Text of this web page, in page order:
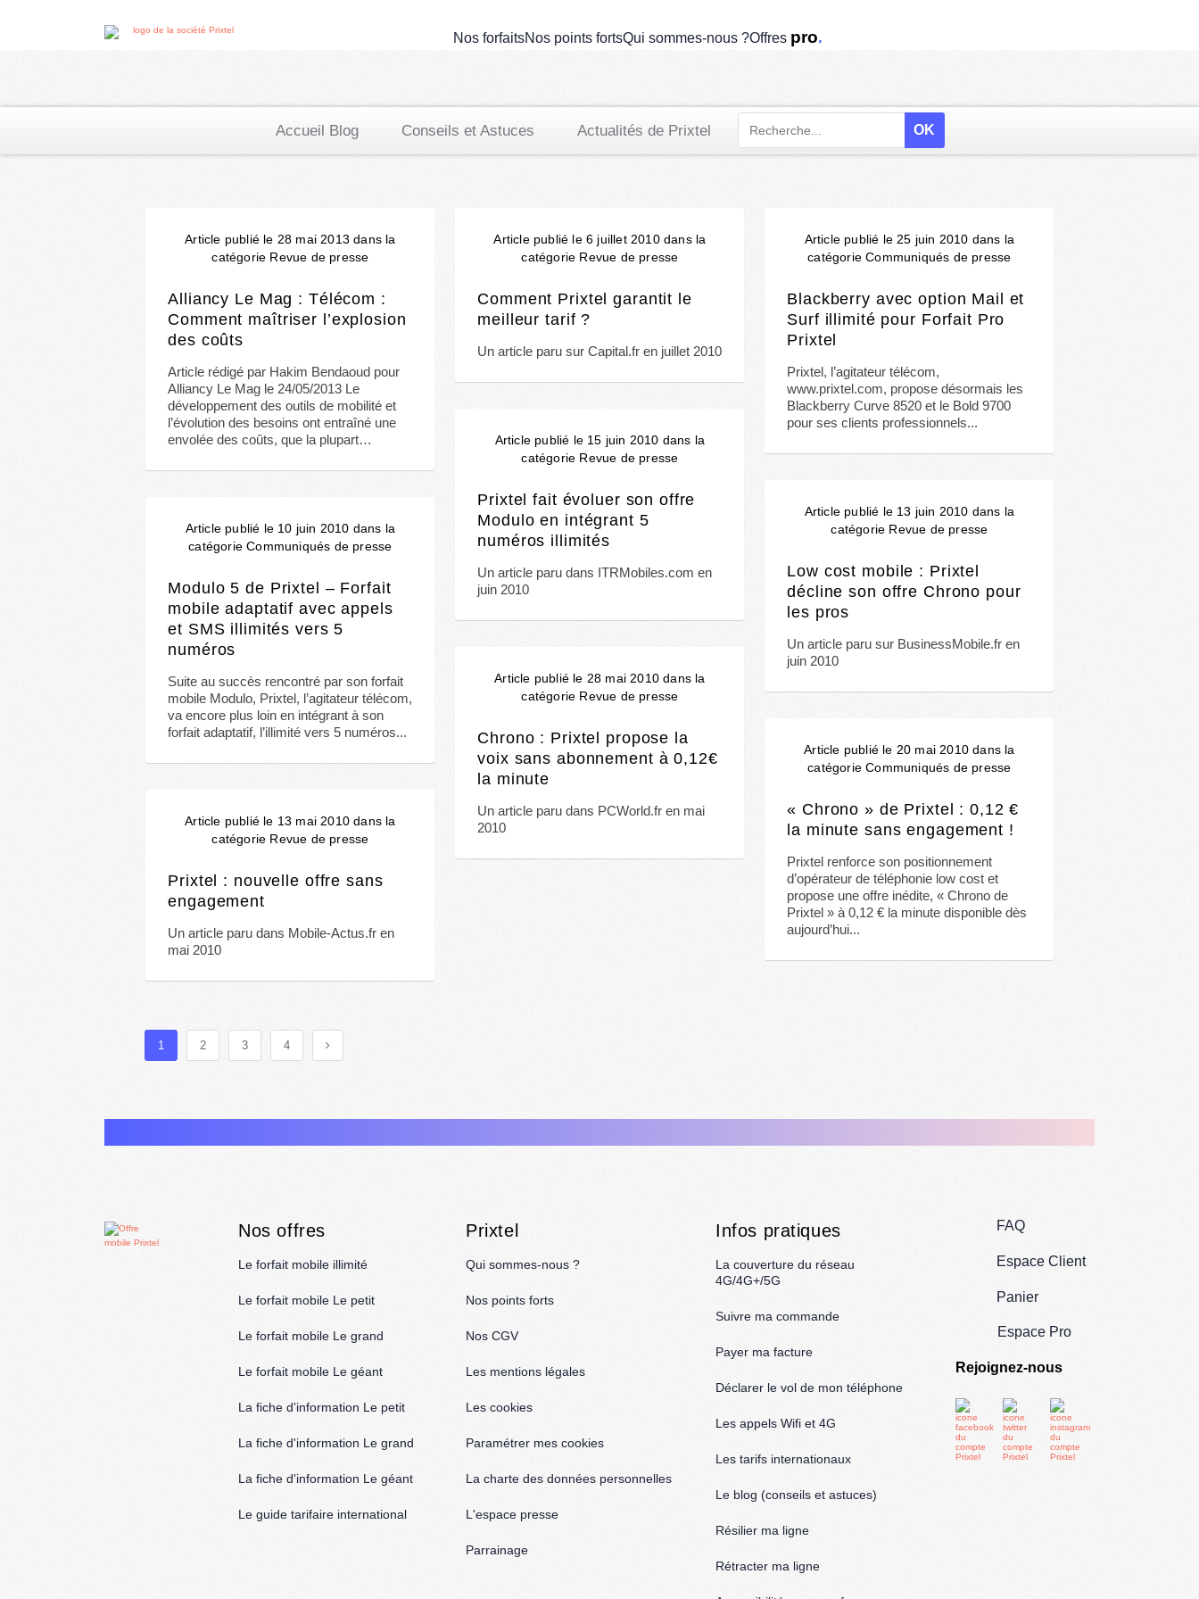
Nos forfaitsNos points fortsQui sommes-nous ?Offres pro.
Accueil Blog Conseils et Astuces Actualités de Prixtel
Article publié le 28 mai 2013 dans la
catégorie Revue de presse
Alliancy Le Mag : Télécom :
Comment maîtriser l’explosion
des coûts
Article rédigé par Hakim Bendaoud pour
Alliancy Le Mag le 24/05/2013 Le
développement des outils de mobilité et
l’évolution des besoins ont entraîné une
envolée des coûts, que la plupart…
Article publié le 6 juillet 2010 dans la
catégorie Revue de presse
Comment Prixtel garantit le
meilleur tarif ?
Un article paru sur Capital.fr en juillet 2010
Article publié le 25 juin 2010 dans la
catégorie Communiqués de presse
Blackberry avec option Mail et
Surf illimité pour Forfait Pro
Prixtel
Prixtel, l’agitateur télécom,
www.prixtel.com, propose désormais les
Blackberry Curve 8520 et le Bold 9700
pour ses clients professionnels...
Article publié le 15 juin 2010 dans la
catégorie Revue de presse
Prixtel fait évoluer son offre
Modulo en intégrant 5
numéros illimités
Un article paru dans ITRMobiles.com en
juin 2010
Article publié le 13 juin 2010 dans la
catégorie Revue de presse
Low cost mobile : Prixtel
décline son offre Chrono pour
les pros
Un article paru sur BusinessMobile.fr en
juin 2010
Article publié le 10 juin 2010 dans la
catégorie Communiqués de presse
Modulo 5 de Prixtel – Forfait
mobile adaptatif avec appels
et SMS illimités vers 5
numéros
Suite au succès rencontré par son forfait
mobile Modulo, Prixtel, l’agitateur télécom,
va encore plus loin en intégrant à son
forfait adaptatif, l’illimité vers 5 numéros...
Article publié le 28 mai 2010 dans la
catégorie Revue de presse
Chrono : Prixtel propose la
voix sans abonnement à 0,12€
la minute
Un article paru dans PCWorld.fr en mai
2010
Article publié le 20 mai 2010 dans la
catégorie Communiqués de presse
« Chrono » de Prixtel : 0,12 €
la minute sans engagement !
Prixtel renforce son positionnement
d’opérateur de téléphonie low cost et
propose une offre inédite, « Chrono de
Prixtel » à 0,12 € la minute disponible dès
aujourd’hui...
Article publié le 13 mai 2010 dans la
catégorie Revue de presse
Prixtel : nouvelle offre sans
engagement
Un article paru dans Mobile-Actus.fr en
mai 2010
1 2 3 4
Nos offres
Le forfait mobile illimité
Le forfait mobile Le petit
Le forfait mobile Le grand
Le forfait mobile Le géant
La fiche d'information Le petit
La fiche d'information Le grand
La fiche d'information Le géant
Le guide tarifaire international
Prixtel
Qui sommes-nous ?
Nos points forts
Nos CGV
Les mentions légales
Les cookies
Paramétrer mes cookies
La charte des données personnelles
L'espace presse
Parrainage
Infos pratiques
La couverture du réseau
4G/4G+/5G
Suivre ma commande
Payer ma facture
Déclarer le vol de mon téléphone
Les appels Wifi et 4G
Les tarifs internationaux
Le blog (conseils et astuces)
Résilier ma ligne
Rétracter ma ligne
FAQ
Espace Client
Panier
Espace Pro
Rejoignez-nous